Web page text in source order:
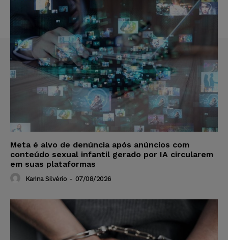
Meta é alvo de denúncia após anúncios com
conteúdo sexual infantil gerado por IA circularem
em suas plataformas
Karina Silvério - 07/08/2026